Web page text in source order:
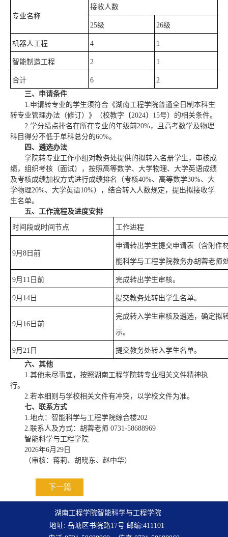
专业名称
接收人数
25级 26级
机器人工程 4 1
智能制造工程 2 1
合计 6
2
三、申请条件
1.申请转专业的学生须符合《湖南工程学院普通全日制本科生
转专业管理办法（修订）》（校教字〔2024〕15号）的相关条件。
2.学分绩点排名在所在专业的年级前20%，且高考数学及物理
科目得分不低于单科总分的60%。
四、 遴选办法
学院转专业工作小组对教务处提供的拟转入名册学生，审核成
绩，组织考核（面试），按照高等数学、大学物理、大学英语成绩
及考核成绩加权方式进行成绩排名（考核40%、高等数学30%、大
学物理20%、大学英语10%），结合转入人数规定，提出拟接收学
生名单。
五、工作流程及进度安排
时间段或时间节点 工作进程
9月8日前
申请转出学生提交申请表（含附件
能科学与工程学院教务办胡蓉老师
9月11日前 完成转出学生审核。
9月14日 提交教务处转出学生名单。
9月16日前
完成转入学生审核及遴选，确定拟
示。
9月21日
提交教务处转入学生名单。
六、其他
1.其他未尽事宜，按照湖南工程学院转专业相关文件精神执
行。
2.若本细则与学校相关文件有冲突，以学校文件为准。
七、 联系方式
1.地点：智能科学与工程学院综合楼202
2.联系人及方式：胡蓉老师 0731-58688969
智能科学与工程学院
2026年6月29日
（审核：蒋莉、胡晓东、赵中华）
下一篇
湖南工程学院智能科学与工程学院
地址: 岳塘区书院路17号 邮编:411101